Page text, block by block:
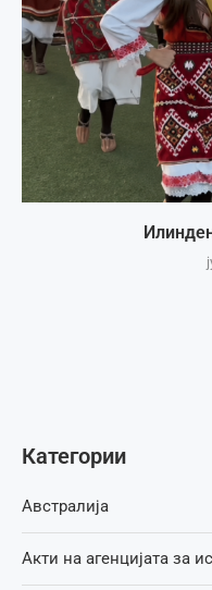
Категории
Австралија
Акти на агенцијата за